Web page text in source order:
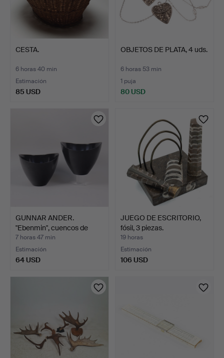
CESTA.
6 horas 40 min
Estimación
85 USD
OBJETOS DE PLATA, 4 uds.
6 horas 53 min
1 puja
80 USD
GUNNAR ANDER.
"Ebenmin", cuencos de
"Ebenh…
7 horas 47 min
Estimación
64 USD
JUEGO DE ESCRITORIO,
fósil, 3 piezas.
19 horas
Estimación
106 USD